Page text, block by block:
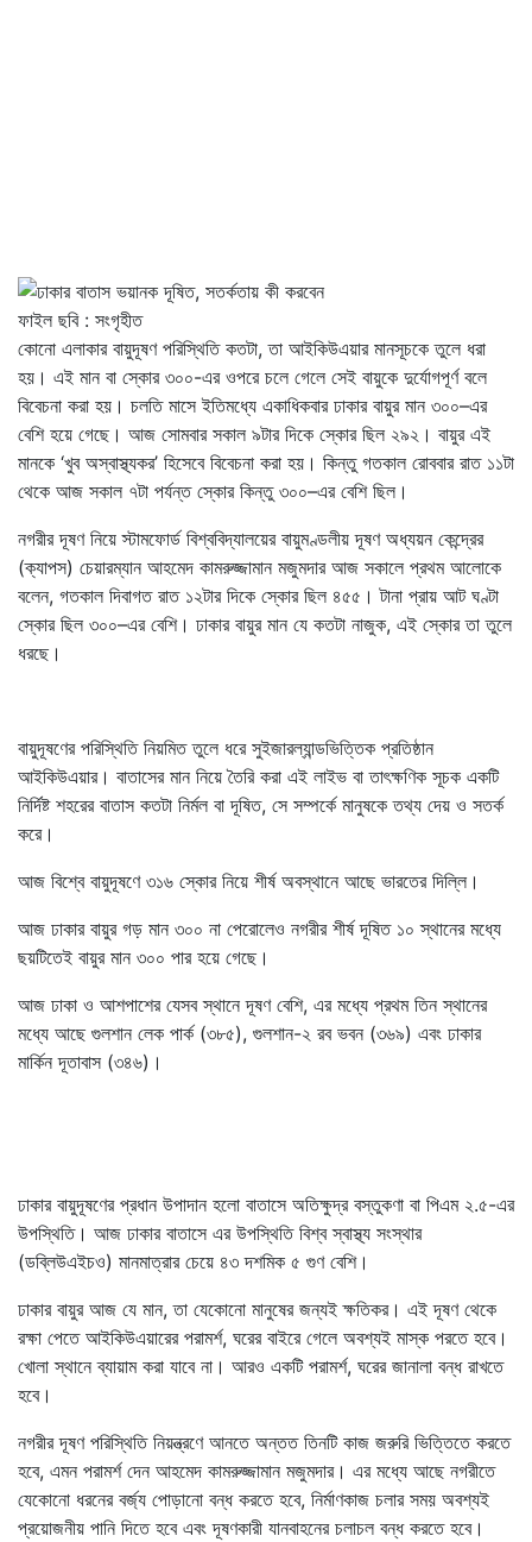
ফাইল ছবি : সংগৃহীত
কোনো এলাকার বায়ুদূষণ পরিস্থিতি কতটা, তা আইকিউএয়ার মানসূচকে তুলে ধরা
হয়। এই মান বা স্কোর ৩০০-এর ওপরে চলে গেলে সেই বায়ুকে দুর্যোগপূর্ণ বলে
বিবেচনা করা হয়। চলতি মাসে ইতিমধ্যে একাধিকবার ঢাকার বায়ুর মান ৩০০–এর
বেশি হয়ে গেছে। আজ সোমবার সকাল ৯টার দিকে স্কোর ছিল ২৯২। বায়ুর এই
মানকে ‘খুব অস্বাস্থ্যকর’ হিসেবে বিবেচনা করা হয়। কিন্তু গতকাল রোববার রাত ১১টা
থেকে আজ সকাল ৭টা পর্যন্ত স্কোর কিন্তু ৩০০–এর বেশি ছিল।
নগরীর দূষণ নিয়ে স্টামফোর্ড বিশ্ববিদ্যালয়ের বায়ুমণ্ডলীয় দূষণ অধ্যয়ন কেন্দ্রের
(ক্যাপস) চেয়ারম্যান আহমেদ কামরুজ্জামান মজুমদার আজ সকালে প্রথম আলোকে
বলেন, গতকাল দিবাগত রাত ১২টার দিকে স্কোর ছিল ৪৫৫। টানা প্রায় আট ঘণ্টা
স্কোর ছিল ৩০০–এর বেশি। ঢাকার বায়ুর মান যে কতটা নাজুক, এই স্কোর তা তুলে
ধরছে।
বায়ুদূষণের পরিস্থিতি নিয়মিত তুলে ধরে সুইজারল্যান্ডভিত্তিক প্রতিষ্ঠান
আইকিউএয়ার। বাতাসের মান নিয়ে তৈরি করা এই লাইভ বা তাৎক্ষণিক সূচক একটি
নির্দিষ্ট শহরের বাতাস কতটা নির্মল বা দূষিত, সে সম্পর্কে মানুষকে তথ্য দেয় ও সতর্ক
করে।
আজ বিশ্বে বায়ুদূষণে ৩১৬ স্কোর নিয়ে শীর্ষ অবস্থানে আছে ভারতের দিল্লি।
আজ ঢাকার বায়ুর গড় মান ৩০০ না পেরোলেও নগরীর শীর্ষ দূষিত ১০ স্থানের মধ্যে
ছয়টিতেই বায়ুর মান ৩০০ পার হয়ে গেছে।
আজ ঢাকা ও আশপাশের যেসব স্থানে দূষণ বেশি, এর মধ্যে প্রথম তিন স্থানের
মধ্যে আছে গুলশান লেক পার্ক (৩৮৫), গুলশান-২ রব ভবন (৩৬৯) এবং ঢাকার
মার্কিন দূতাবাস (৩৪৬)।
ঢাকার বায়ুদূষণের প্রধান উপাদান হলো বাতাসে অতিক্ষুদ্র বস্তুকণা বা পিএম ২.৫-এর
উপস্থিতি। আজ ঢাকার বাতাসে এর উপস্থিতি বিশ্ব স্বাস্থ্য সংস্থার
(ডব্লিউএইচও) মানমাত্রার চেয়ে ৪৩ দশমিক ৫ গুণ বেশি।
ঢাকার বায়ুর আজ যে মান, তা যেকোনো মানুষের জন্যই ক্ষতিকর। এই দূষণ থেকে
রক্ষা পেতে আইকিউএয়ারের পরামর্শ, ঘরের বাইরে গেলে অবশ্যই মাস্ক পরতে হবে।
খোলা স্থানে ব্যায়াম করা যাবে না। আরও একটি পরামর্শ, ঘরের জানালা বন্ধ রাখতে
হবে।
নগরীর দূষণ পরিস্থিতি নিয়ন্ত্রণে আনতে অন্তত তিনটি কাজ জরুরি ভিত্তিতে করতে
হবে, এমন পরামর্শ দেন আহমেদ কামরুজ্জামান মজুমদার। এর মধ্যে আছে নগরীতে
যেকোনো ধরনের বর্জ্য পোড়ানো বন্ধ করতে হবে, নির্মাণকাজ চলার সময় অবশ্যই
প্রয়োজনীয় পানি দিতে হবে এবং দূষণকারী যানবাহনের চলাচল বন্ধ করতে হবে।